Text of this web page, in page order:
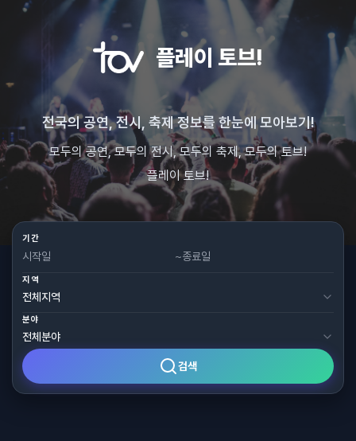
플레이 토브!
전국의 공연, 전시, 축제 정보를 한눈에 모아보기!
모두의 공연, 모두의 전시, 모두의 축제, 모두의 토브!
플레이 토브!
기간
~
지역
분야
검색